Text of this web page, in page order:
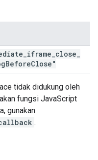
iframe close
BeforeClose"
tidak didukung oleh
fungsi JavaScript
gunakan
.